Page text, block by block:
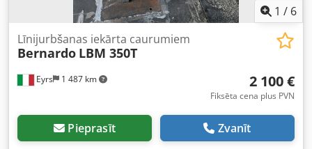
1 / 6
Eyrs 1 487 km
Līnijurbšanas iekārta caurumiem
Bernardo LBM 350T
2 100 €
Fiksēta cena plus PVN
Pieprasīt Zvanīt